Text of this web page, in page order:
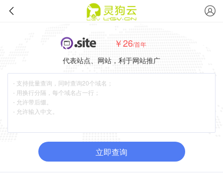
￥26/首年
代表站点、网站，利于网站推广
立即查询